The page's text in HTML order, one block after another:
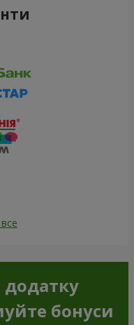
бонуси